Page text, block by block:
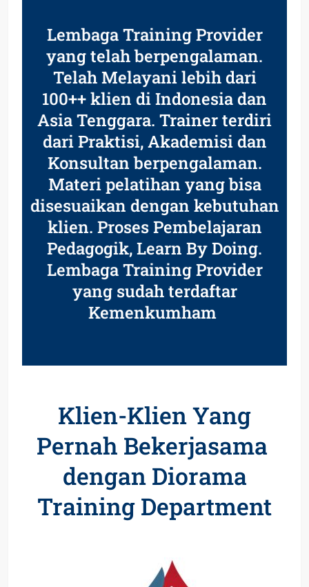
Lembaga Training Provider
yang telah berpengalaman.
Telah Melayani lebih dari
100++ klien di Indonesia dan
Asia Tenggara. Trainer terdiri
dari Praktisi, Akademisi dan
Konsultan berpengalaman.
Materi pelatihan yang bisa
disesuaikan dengan kebutuhan
klien. Proses Pembelajaran
Pedagogik, Learn By Doing.
Lembaga Training Provider
yang sudah terdaftar
Kemenkumham
Klien-Klien Yang
Pernah Bekerjasama
dengan Diorama
Training Department